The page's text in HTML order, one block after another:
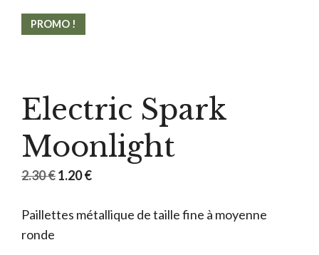
PROMO !
Electric Spark
Moonlight
2.30€Le
initial
1.20€Le
actuel
Paillettes métallique de taille fine à moyenne
ronde